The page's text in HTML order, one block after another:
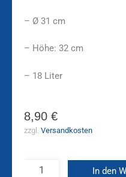
– Ø 31 cm
– Höhe: 32 cm
– 18 Liter
8,90 €
zzgl. Versandkosten
In den